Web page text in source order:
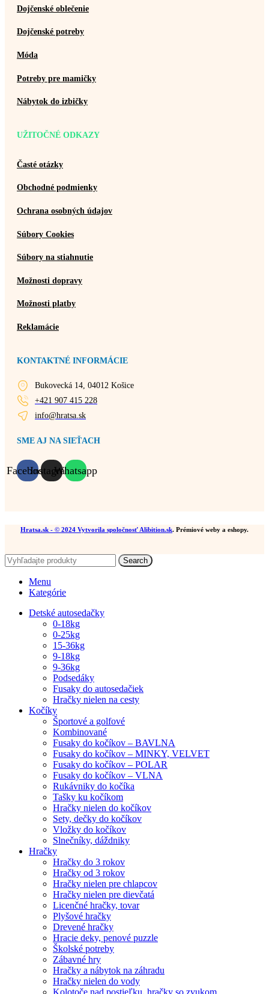
Dojčenské oblečenie
Dojčenské potreby
Móda
Potreby pre mamičky
Nábytok do izbičky
UŽITOČNÉ ODKAZY
Časté otázky
Obchodné podmienky
Ochrana osobných údajov
Súbory Cookies
Súbory na stiahnutie
Možnosti dopravy
Možnosti platby
Reklamácie
KONTAKTNÉ INFORMÁCIE
Bukovecká 14, 04012 Košice
+421 907 415 228
info@hratsa.sk
SME AJ NA SIEŤACH
FacebookInstagramWhatsapp
Hratsa.sk - © 2024 Vytvorila spoločnosť Alibition.sk. Prémiové weby a eshopy.
Search
Menu
Kategórie
Detské autosedačky
0-18kg
0-25kg
15-36kg
9-18kg
9-36kg
Podsedáky
Fusaky do autosedačiek
Hračky nielen na cesty
Kočíky
Športové a golfové
Kombinované
Fusaky do kočíkov – BAVLNA
Fusaky do kočíkov – MINKY, VELVET
Fusaky do kočíkov – POLAR
Fusaky do kočíkov – VLNA
Rukávniky do kočíka
Tašky ku kočíkom
Hračky nielen do kočíkov
Sety, dečky do kočíkov
Vložky do kočíkov
Slnečníky, dáždniky
Hračky
Hračky do 3 rokov
Hračky od 3 rokov
Hračky nielen pre chlapcov
Hračky nielen pre dievčatá
Licenčné hračky, tovar
Plyšové hračky
Drevené hračky
Hracie deky, penové puzzle
Školské potreby
Zábavné hry
Hračky a nábytok na záhradu
Hračky nielen do vody
Kolotoče nad postieľku, hračky so zvukom